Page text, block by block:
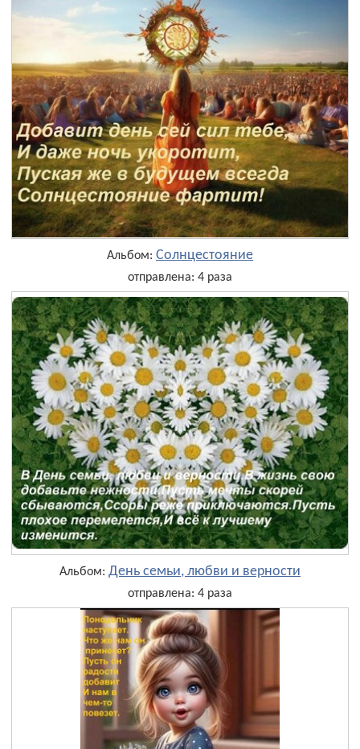
Альбом: Солнцестояние
отправлена: 4 раза
Альбом: День семьи, любви и верности
отправлена: 4 раза